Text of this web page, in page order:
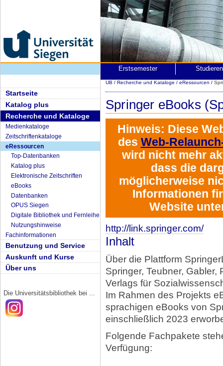
Startseite
Katalog plus
Recherche und Kataloge
Medienkataloge
Zeitschriftenkataloge
eRessourcen
Top-Datenbanken
Katalog plus
Elektronische Zeitschriften
eBooks
Datenbanken
OPUS Siegen
Digitale Bibliothek und Fernleihe
Nutzungshinweise
Fachinformationen
Benutzung und Service
Auskunft und Kurse
Über uns
Die Universitätsbibliothek bei ...
Erstsemester
UB / Recherche und Kataloge / eRessourcen /
Springer eBooks
Hinweis: Diese
des Web-
wird nicht mehr
dass die
möglicherweise
Informationen
Website
http://link.springer.com/
Inhalt
Über die Plattform
Springer, Teubner,
Verlags für
Im Rahmen des Projekts
sprachigen eBooks von
einschließlich 2023
Folgende Fachpakete
Verfügung: